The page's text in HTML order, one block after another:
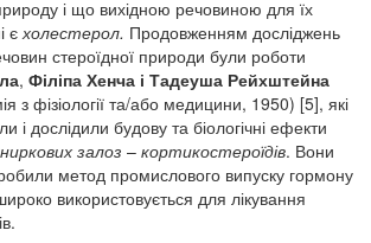
і що вихідною речовиною для їх
є холестерол. Продовженням досліджень
стероїдної природи були роботи
, Філіпа Хенча і Тадеуша Рейхштейна
з фізіології та/або медицини, 1950) [5], які
і дослідили будову та біологічні ефекти
залоз – кортикостероїдів. Вони
метод промислового випуску гормону
використовується для лікування